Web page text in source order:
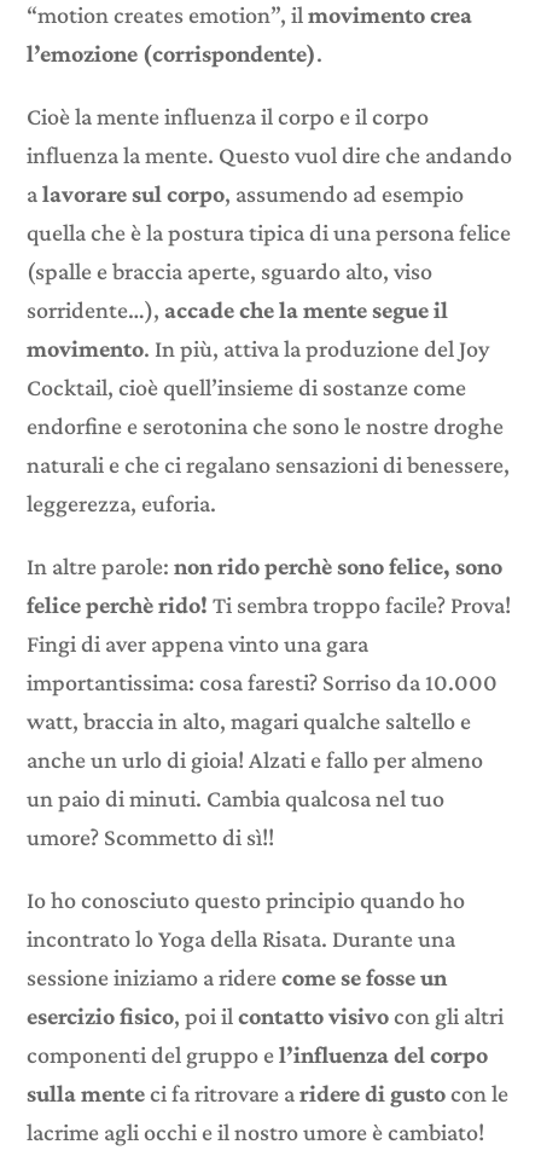
“motion creates emotion”, ilmovimento crea
l’emozione (corrispondente).
Cioè la mente influenza il corpo e il corpo
influenza la mente. Questo vuol dire che andando
alavorare sul corpo, assumendo ad esempio
quella che è la postura tipica di una persona felice
(spalle e braccia aperte, sguardo alto, viso
sorridente…),accade che la mente segue il
movimento. In più, attiva la produzione del Joy
Cocktail, cioè quell’insieme di sostanze come
endorfine e serotonina che sono le nostre droghe
naturali e che ci regalano sensazioni di benessere,
leggerezza, euforia.
In altre parole:non rido perchè sono felice, sono
felice perchè rido!Ti sembra troppo facile? Prova!
Fingi di aver appena vinto una gara
importantissima: cosa faresti? Sorriso da 10.000
watt, braccia in alto, magari qualche saltello e
anche un urlo di gioia! Alzati e fallo per almeno
un paio di minuti. Cambia qualcosa nel tuo
umore? Scommetto di sì!!
Io ho conosciuto questo principio quando ho
incontrato lo Yoga della Risata. Durante una
sessione iniziamo a riderecome se fosse un
esercizio fisico, poi ilcontatto visivocon gli altri
componenti del gruppo el’influenza del corpo
sulla menteci fa ritrovare aridere di gustocon le
lacrime agli occhi e il nostro umore è cambiato!